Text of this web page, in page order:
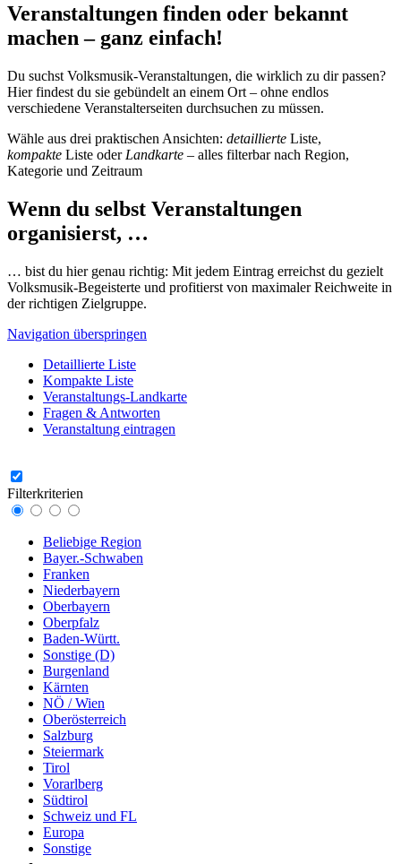
Veranstaltungen finden oder bekannt
machen – ganz einfach!
Du suchst Volksmusik-Veranstaltungen, die wirklich zu dir passen?
Hier findest du sie gebündelt an einem Ort – ohne endlos
verschiedene Veranstalterseiten durchsuchen zu müssen.
Wähle aus drei praktischen Ansichten: detaillierte Liste,
kompakte Liste oder Landkarte – alles filterbar nach Region,
Kategorie und Zeitraum
Wenn du selbst Veranstaltungen
organisierst, …
… bist du hier genau richtig: Mit jedem Eintrag erreichst du gezielt
Volksmusik-Begeisterte und profitierst von maximaler Reichweite in
der richtigen Zielgruppe.
Navigation überspringen
Detaillierte Liste
Kompakte Liste
Veranstaltungs-Landkarte
Fragen & Antworten
Veranstaltung eintragen
Filterkriterien
Beliebige Region
Bayer.-Schwaben
Franken
Niederbayern
Oberbayern
Oberpfalz
Baden-Württ.
Sonstige (D)
Burgenland
Kärnten
NÖ / Wien
Oberösterreich
Salzburg
Steiermark
Tirol
Vorarlberg
Südtirol
Schweiz und FL
Europa
Sonstige